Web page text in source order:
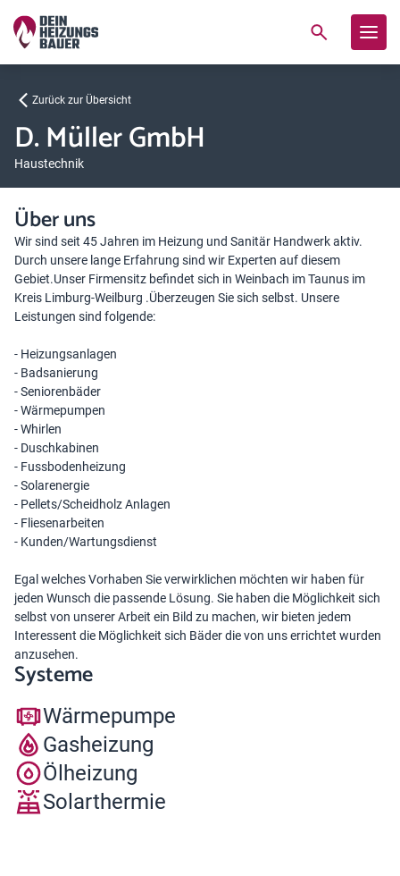
Zurück zur Übersicht
D. Müller GmbH
Haustechnik
Über uns
Wir sind seit 45 Jahren im Heizung und Sanitär Handwerk aktiv.
Durch unsere lange Erfahrung sind wir Experten auf diesem
Gebiet.Unser Firmensitz befindet sich in Weinbach im Taunus im
Kreis Limburg-Weilburg .Überzeugen Sie sich selbst. Unsere
Leistungen sind folgende:
- Heizungsanlagen
- Badsanierung
- Seniorenbäder
- Wärmepumpen
- Whirlen
- Duschkabinen
- Fussbodenheizung
- Solarenergie
- Pellets/Scheidholz Anlagen
- Fliesenarbeiten
- Kunden/Wartungsdienst
Egal welches Vorhaben Sie verwirklichen möchten wir haben für
jeden Wunsch die passende Lösung. Sie haben die Möglichkeit sich
selbst von unserer Arbeit ein Bild zu machen, wir bieten jedem
Interessent die Möglichkeit sich Bäder die von uns errichtet wurden
anzusehen.
Systeme
Wärmepumpe
Gasheizung
Ölheizung
Solarthermie